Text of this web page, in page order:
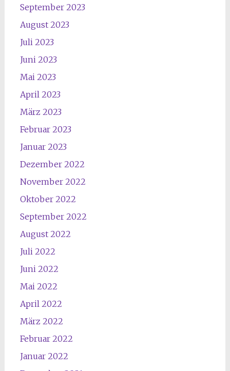
September 2023
August 2023
Juli 2023
Juni 2023
Mai 2023
April 2023
März 2023
Februar 2023
Januar 2023
Dezember 2022
November 2022
Oktober 2022
September 2022
August 2022
Juli 2022
Juni 2022
Mai 2022
April 2022
März 2022
Februar 2022
Januar 2022